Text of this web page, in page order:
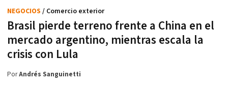
Brasil pierde terreno frente a China en el
mercado argentino, mientras escala la
crisis con Lula
NEGOCIOS / Comercio exterior
PorAndrés Sanguinetti